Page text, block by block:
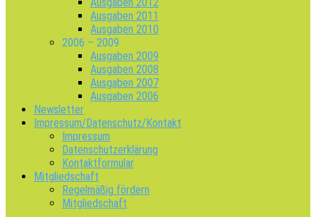
Ausgaben 2011
Ausgaben 2010
2006 – 2009
Ausgaben 2009
Ausgaben 2008
Ausgaben 2007
Ausgaben 2006
Newsletter
Impressum/Datenschutz/Kontakt
Impressum
Datenschutzerklärung
Kontaktformular
Mitgliedschaft
Regelmäßig fördern
Mitgliedschaft